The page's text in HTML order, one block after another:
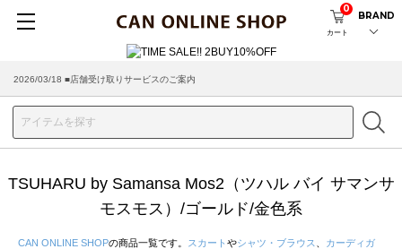
カート
0
BRAND
2026/03/18 ■店舗受け取りサービスのご案内
TSUHARU by Samansa Mos2（ツハル バイ サマンサ
モスモス）/ゴールド/金色系
CAN ONLINE SHOPの商品一覧です。 スカート やシャツ・ブラウス
カーディガ